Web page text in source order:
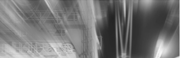
Purpose Marketing
Reputatie & crisis